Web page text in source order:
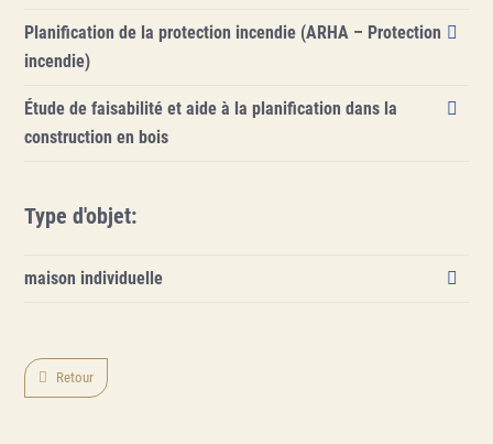
Planification de la protection incendie (ARHA – Protection
incendie)
Étude de faisabilité et aide à la planification dans la
construction en bois
Type d'objet:
maison individuelle
Retour